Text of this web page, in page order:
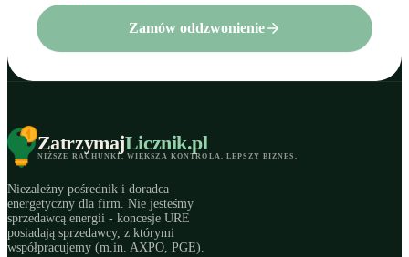
Zamów oddzwonienie
ZatrzymajLicznik.pl
NIŻSZE RACHUNKI. WIĘKSZA KONTROLA. LEPSZY BIZNES .
Niezależny pośrednik i doradca
energetyczny dla firm. Nie jesteśmy
sprzedawcą energii - koncesje URE
posiadają sprzedawcy, z którymi
współpracujemy (m.in. AXPO, PGE).